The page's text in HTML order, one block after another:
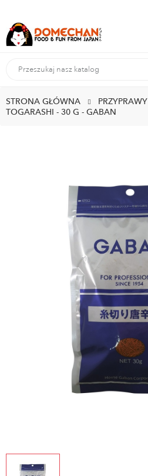
STRONA GŁÓWNA PRZYPRAWY
TOGARASHI - 30 G - GABAN